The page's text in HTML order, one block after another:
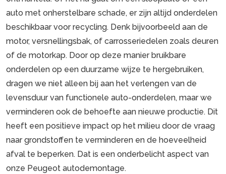
auto met onherstelbare schade, er zijn altijd onderdelen
beschikbaar voor recycling. Denk bijvoorbeeld aan de
motor, versnellingsbak, of carrosseriedelen zoals deuren
of de motorkap. Door op deze manier bruikbare
onderdelen op een duurzame wijze te hergebruiken,
dragen we niet alleen bij aan het verlengen van de
levensduur van functionele auto-onderdelen, maar we
verminderen ook de behoefte aan nieuwe productie. Dit
heeft een positieve impact op het milieu door de vraag
naar grondstoffen te verminderen en de hoeveelheid
afval te beperken. Dat is een onderbelicht aspect van
onze Peugeot autodemontage.